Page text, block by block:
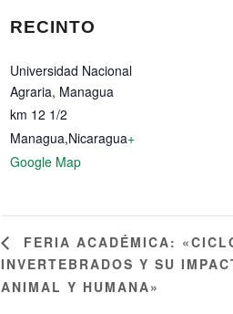
RECINTO
Universidad Nacional
Agraria, Managua
km 12 1/2
Managua,Nicaragua+
Google Map
FERIA ACADÉMICA:
INVERTEBRADOS Y SU
ANIMAL Y HUMANA»